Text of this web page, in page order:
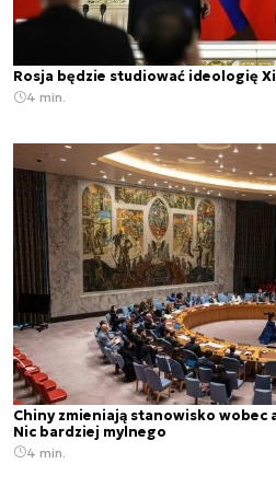
Rosja będzie studiować ideologię
4 min.
Chiny zmieniają stanowisko wobec
Nic bardziej mylnego
4 min.